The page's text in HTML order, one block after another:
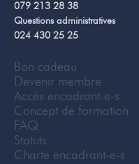
079 213 28 38
Questions administratives
024 430 25 25
Bon cadeau
Devenir membre
Accès encadrant-e-s
Concept de formation
FAQ
Statuts
Charte encadrant-e-s